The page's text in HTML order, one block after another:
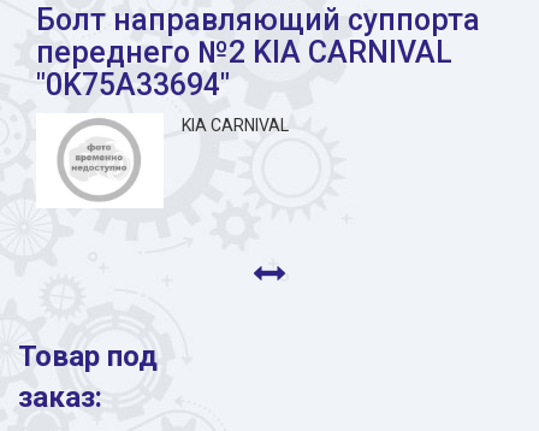
Болт направляющий суппорта
переднего №2 KIA CARNIVAL
"0K75A33694"
KIA CARNIVAL
Товар под
заказ: